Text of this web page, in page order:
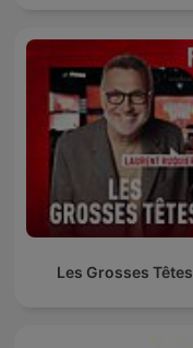
Les Grosses Têtes